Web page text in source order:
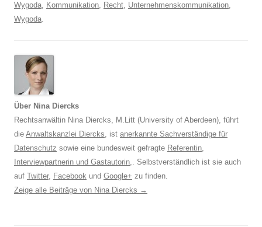
Wygoda, Kommunikation, Recht, Unternehmenskommunikation,
Wygoda.
Über Nina Diercks
Rechtsanwältin Nina Diercks, M.Litt (University of Aberdeen), führt
die Anwaltskanzlei Diercks, ist anerkannte Sachverständige für
Datenschutz sowie eine bundesweit gefragte Referentin,
Interviewpartnerin und Gastautorin,. Selbstverständlich ist sie auch
auf Twitter, Facebook und Google+ zu finden.
Zeige alle Beiträge von Nina Diercks →